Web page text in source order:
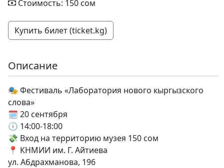
Стоимость: 150 сом
Купить билет (ticket.kg)
Описание
🎭 Фестиваль «Лаборатория нового кыргызского
слова»
🗓 20 сентября
🕕 14:00-18:00
💸 Вход на территорию музея 150 сом
📍 КНМИИ им. Г. Айтиева
ул. Абдрахманова, 196